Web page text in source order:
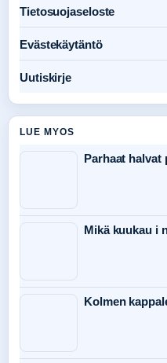
Tietosuojaseloste
Evästekäytäntö
Uutiskirje
LUE MYOS
Parhaat halvat
Mikä kuukau i
Kolmen